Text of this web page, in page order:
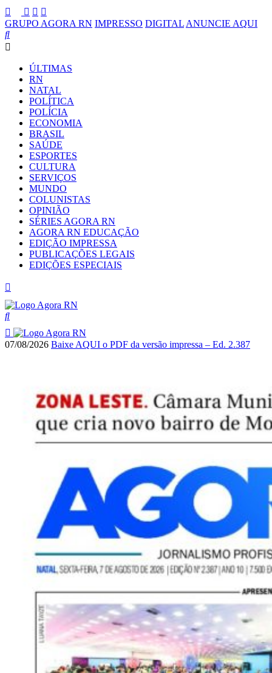
GRUPO AGORA RN IMPRESSO DIGITAL ANUNCIE AQUI
ÚLTIMAS
RN
NATAL
POLÍTICA
POLÍCIA
ECONOMIA
BRASIL
SAÚDE
ESPORTES
CULTURA
SERVIÇOS
MUNDO
COLUNISTAS
OPINIÃO
SÉRIES AGORA RN
AGORA RN EDUCAÇÃO
EDIÇÃO IMPRESSA
PUBLICAÇÕES LEGAIS
EDIÇÕES ESPECIAIS
07/08/2026 Baixe AQUI o PDF da versão impressa – Ed. 2.387